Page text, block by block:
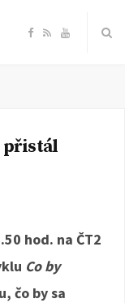
F
e
o
o
R Y
b
přistál
hod. na ČT2
Co by
čo by sa